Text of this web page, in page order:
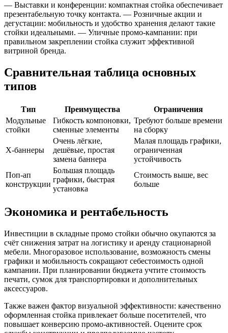
— Выставки и конференции: компактная стойка обеспечивает
презентабельную точку контакта. — Розничные акции и
дегустации: мобильность и удобство хранения делают такие
стойки идеальными. — Уличные промо-кампании: при
правильном закреплении стойка служит эффективной
витриной бренда.
Сравнительная таблица основных
типов
Тип Преимущества
Ограничения
Модульные
стойки
Гибкость компоновки,
сменные элементы
Требуют больше времени
на сборку
Х-баннеры
Очень лёгкие,
дешёвые, простая
замена баннера
Малая площадь графики,
ограниченная
устойчивость
Поп-ап
конструкции
Большая площадь
графики, быстрая
установка
Стоимость выше, вес
больше
Экономика и рентабельность
Инвестиции в складные промо стойки обычно окупаются за
счёт снижения затрат на логистику и аренду стационарной
мебели. Многоразовое использование, возможность смены
графики и мобильность сокращают себестоимость одной
кампании. При планировании бюджета учтите стоимость
печати, сумок для транспортировки и дополнительных
аксессуаров.
Также важен фактор визуальной эффективности: качественно
оформленная стойка привлекает больше посетителей, что
повышает конверсию промо-активностей. Оцените срок